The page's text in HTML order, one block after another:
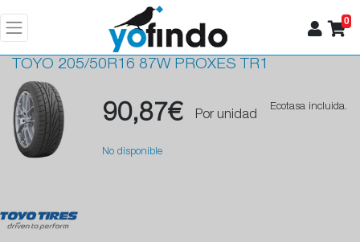
0
TOYO 205/50R16 87W PROXES TR1
90,87€ Por unidad
Ecotasa incluida.
No disponible